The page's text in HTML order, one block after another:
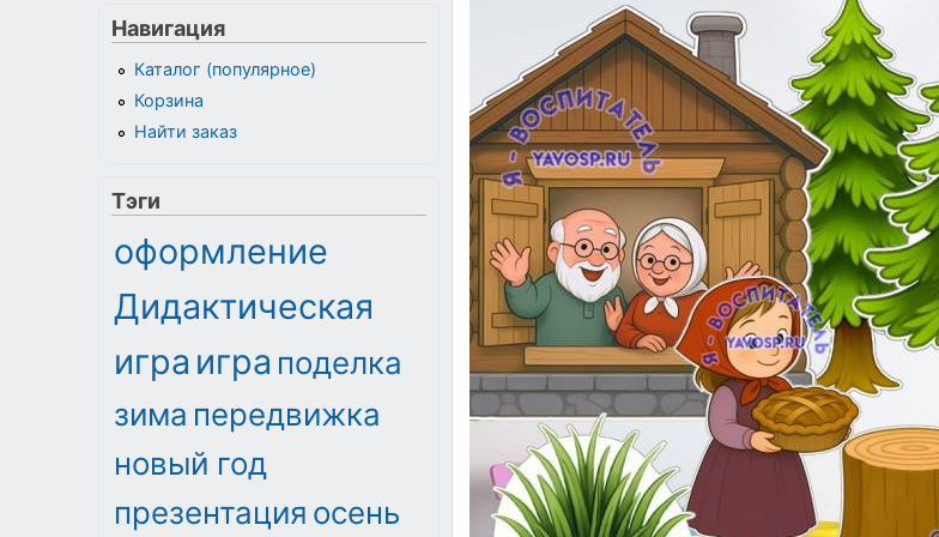
Навигация
Каталог (популярное)
Корзина
Найти заказ
Тэги
оформление
Дидактическая
игра игра поделка
зима передвижка
новый год
презентация осень